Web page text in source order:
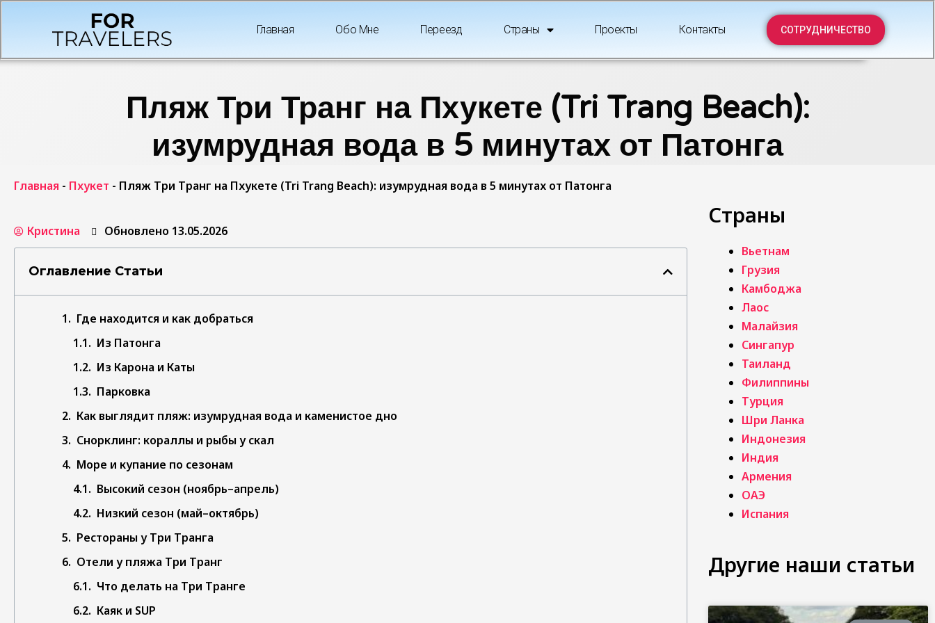
Главная Обо Мне Переезд Страны Проекты Контакты СОТРУДНИЧЕСТВО
Пляж Три Транг на Пхукете (Tri Trang Beach):
изумрудная вода в 5 минутах от Патонга
Главная - Пхукет - Пляж Три Транг на Пхукете (Tri Trang Beach): изумрудная вода в 5 минутах от Патонга
Кристина Обновлено 13.05.2026
Оглавление Статьи
Где находится и как добраться
Из Патонга
Из Карона и Каты
Парковка
Как выглядит пляж: изумрудная вода и каменистое дно
Снорклинг: кораллы и рыбы у скал
Море и купание по сезонам
Высокий сезон (ноябрь–апрель)
Низкий сезон (май–октябрь)
Рестораны у Три Транга
Отели у пляжа Три Транг
Что делать на Три Транге
Каяк и SUP
Страны
Вьетнам
Грузия
Камбоджа
Лаос
Малайзия
Сингапур
Таиланд
Филиппины
Турция
Шри Ланка
Индонезия
Индия
Армения
ОАЭ
Испания
Другие наши статьи